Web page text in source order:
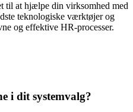
til at hjælpe din virksomhed med
teknologiske værktøjer og
og effektive HR-processer.
i dit systemvalg?